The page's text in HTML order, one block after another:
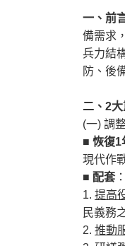
一、前
備需求
兵力結
防、後
二、2
(一) 調
■ 恢復1
現代作
■ 配套 ：
1. 提高
民義務
2. 推動